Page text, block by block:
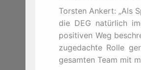
Torsten Ankert: „Als
die DEG natürlich
positiven Weg
zugedachte Rolle
gesamten Team mit